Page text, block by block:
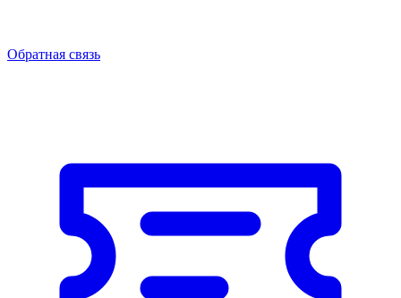
Обратная связь